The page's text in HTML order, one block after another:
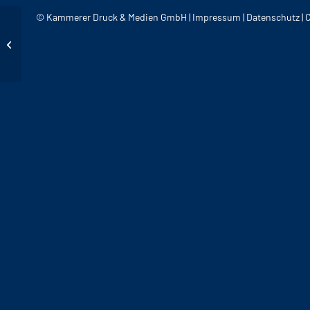
© Kammerer Druck & Medien GmbH | Impressum | Datenschutz|